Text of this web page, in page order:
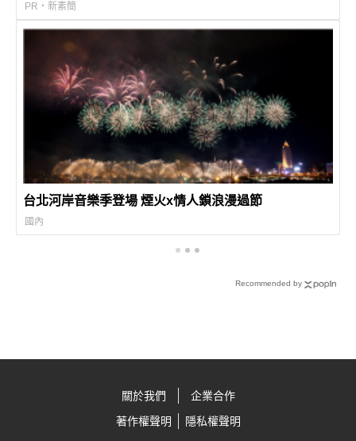
PR・新素簡
台北河岸音樂季登場 煙火x情人鎖浪漫過節
國內
Recommended by
關於我們
企業合作
著作權聲明
隱私權聲明